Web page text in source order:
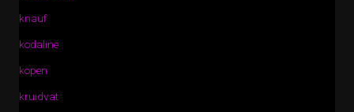
knauf
kodaline
kopen
kruidvat